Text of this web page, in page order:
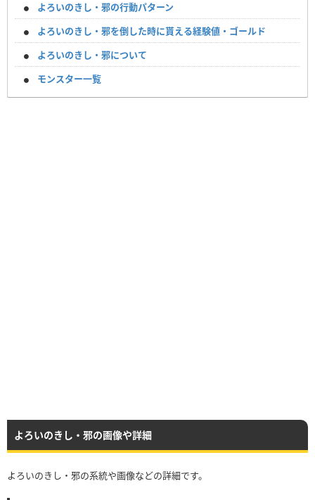
よろいのきし・邪の行動パターン
よろいのきし・邪を倒した時に貰える経験値・ゴールド
よろいのきし・邪について
モンスター一覧
よろいのきし・邪の画像や詳細
よろいのきし・邪の系統や画像などの詳細です。